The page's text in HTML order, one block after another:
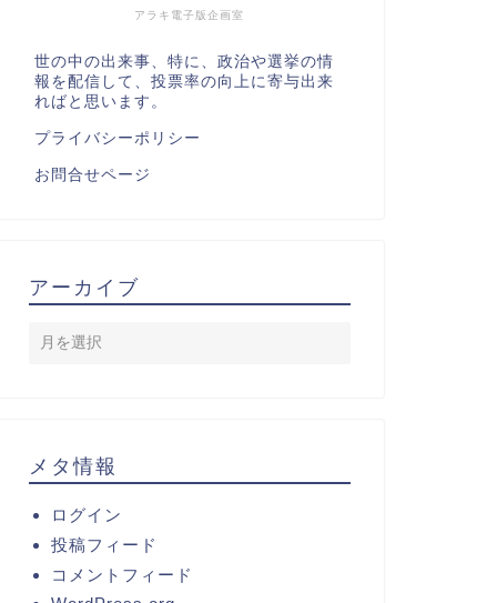
アラキ電子版企画室
世の中の出来事、特に、政治や選挙の情
報を配信して、投票率の向上に寄与出来
ればと思います。
プライバシーポリシー
お問合せページ
アーカイブ
メタ情報
ログイン
投稿フィード
コメントフィード